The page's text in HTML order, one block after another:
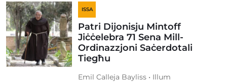
ISSA
Patri Dijonisju Mintoff
Jiċċelebra 71 Sena Mill-
Ordinazzjoni Saċerdotali
Tiegħu
Emil Calleja Bayliss • Illum